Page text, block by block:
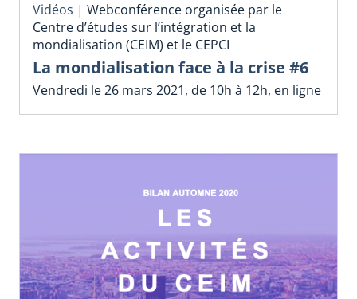
Vidéos | Webconférence organisée par le
Centre d’études sur l’intégration et la
mondialisation (CEIM) et le CEPCI
La mondialisation face à la crise #6
Vendredi le 26 mars 2021, de 10h à 12h, en ligne